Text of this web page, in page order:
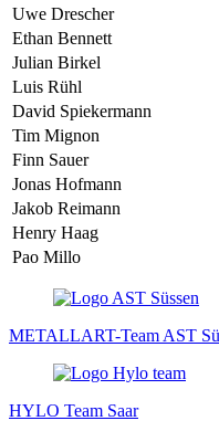
Uwe Drescher
Ethan Bennett
Julian Birkel
Luis Rühl
David Spiekermann
Tim Mignon
Finn Sauer
Jonas Hofmann
Jakob Reimann
Henry Haag
Pao Millo
METALLART-Team AST
HYLO Team Saar